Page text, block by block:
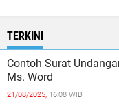
TERKINI
Contoh Surat
Ms. Word
21/08/2025, 16:08 WIB